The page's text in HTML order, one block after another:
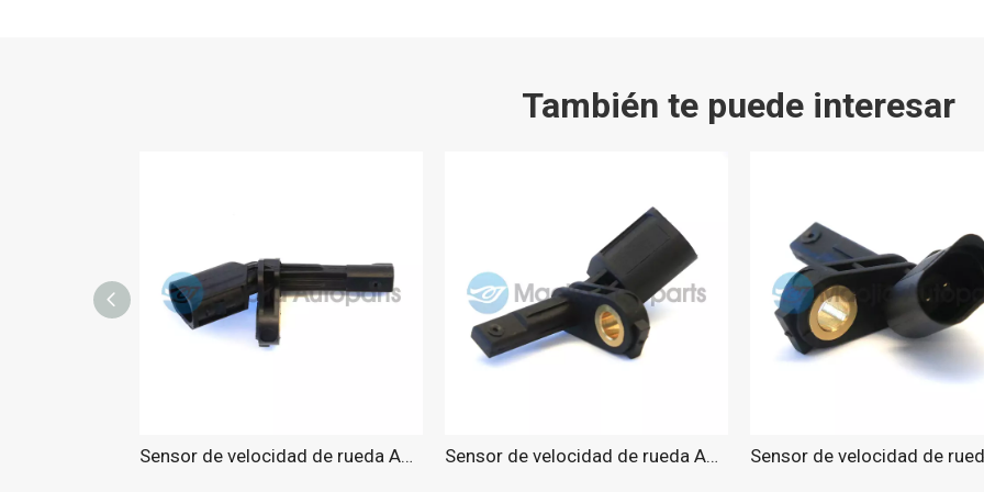
También te puede interesar
Sensor de velocidad de rueda ABS para Passat 13-15 Sensor de velocidad de rueda ABS para Passat 2013-2015.